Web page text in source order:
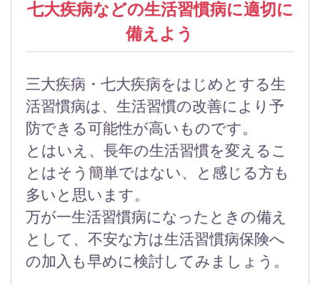
七大疾病などの生活習慣病に適切に
備えよう
三大疾病・七大疾病をはじめとする生
活習慣病は、生活習慣の改善により予
防できる可能性が高いものです。
とはいえ、長年の生活習慣を変えるこ
とはそう簡単ではない、と感じる方も
多いと思います。
万が一生活習慣病になったときの備え
として、不安な方は生活習慣病保険へ
の加入も早めに検討してみましょう。